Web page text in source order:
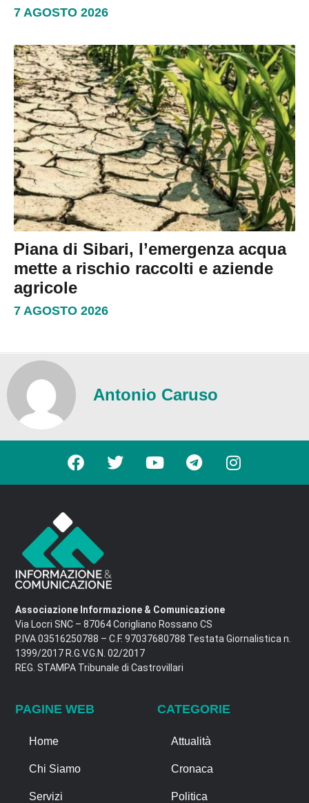
7 AGOSTO 2026
Piana di Sibari, l’emergenza acqua
mette a rischio raccolti e aziende
agricole
7 AGOSTO 2026
Antonio Caruso
Associazione Informazione & Comunicazione
Via Locri SNC – 87064 Corigliano Rossano CS
P.IVA 03516250788 – C.F. 97037680788 Testata Giornalistica n.
1399/2017 R.G.V.G.N. 02/2017
REG. STAMPA Tribunale di Castrovillari
PAGINE WEB
Home
Chi Siamo
Servizi
CATEGORIE
Attualità
Cronaca
Politica